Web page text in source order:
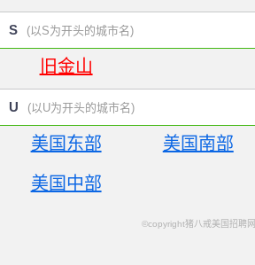
S (以S为开头的城市名)
旧金山
U (以U为开头的城市名)
美国东部 美国南部
美国中部
©copyright猪八戒美国招聘网